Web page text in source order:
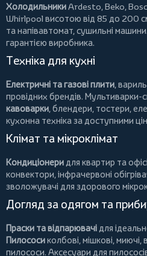
ХолодильникиArdesto,Beko,
Whirlpool висотою від 85 до 200
та напівавтомат,сушильні машини
гарантією виробника.
Техніка для кухні
Електричні та газові плити,
провідних брендів. Мультиварки-
кавоварки,блендери, тостери,
кухонна техніка за доступними
Клімат та мікроклімат
Кондиціонеридля квартир та
конвектори,інфрачервоні
зволожувачі для здорового
Догляд за одягом та
Праски та відпарювачідля
Пилососиколбові,мішкові,миючі,
пилососи. Аксесуари для